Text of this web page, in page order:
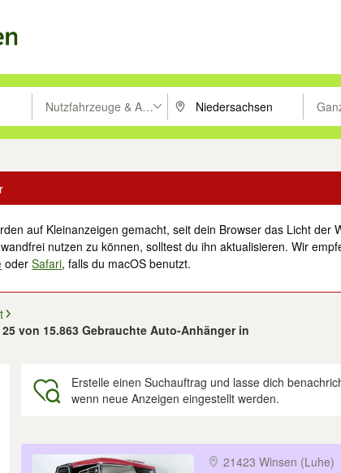
drücken um zu suchen, oder Vorschläge mit den Pfeiltasten
Nutzfahrzeuge & AnhängerPLZ oder Ort eingeben.
auf Kleinanzeigen gemacht, seit dein Browser das Licht der
nutzen zu können, solltest du ihn aktualisieren. Wir
oderSafari, falls du macOS benutzt.
25 von 15.863 Gebrauchte Auto-Anhänger in
Erstelle einen Suchauftrag und lasse dich
wenn neue Anzeigen eingestellt werden.
Ergebnisse
21423 Winsen (Luhe)